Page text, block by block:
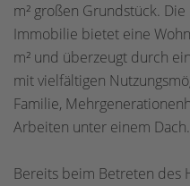
m² großen Grundstück.
Immobilie bietet eine
m² und überzeugt durch
mit vielfältigen
Familie,
Arbeiten unter einem Dach.
Bereits beim Betreten des